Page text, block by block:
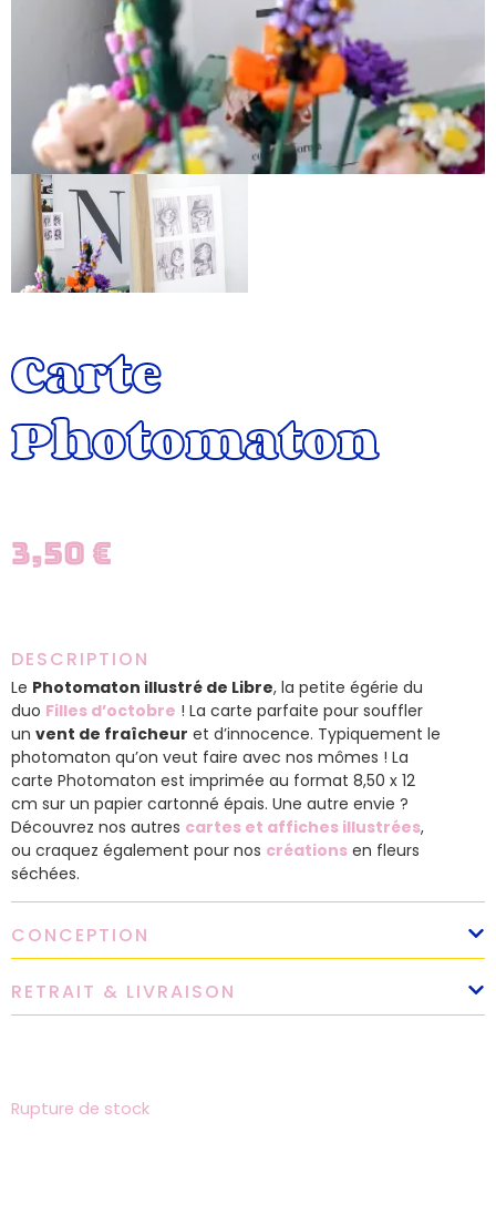
Carte
Photomaton
3,50 €
DESCRIPTION
Le Photomaton illustré de Libre, la petite égérie du
duo Filles d’octobre ! La carte parfaite pour souffler
un vent de fraîcheur et d’innocence. Typiquement le
photomaton qu’on veut faire avec nos mômes ! La
carte Photomaton est imprimée au format 8,50 x 12
cm sur un papier cartonné épais. Une autre envie ?
Découvrez nos autres cartes et affiches illustrées,
ou craquez également pour nos créations en fleurs
séchées.
CONCEPTION
RETRAIT & LIVRAISON
Rupture de stock